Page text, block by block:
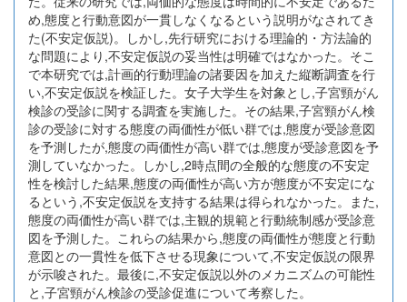
め,態度と行動意図が一貫しなくなるという説明がなされてき
た(不安定仮説)。しかし,先行研究における理論的・方法論的
な問題により,不安定仮説の妥当性は明確ではなかった。そこ
で本研究では,計画的行動理論の諸要因を加えた縦断調査を行
い,不安定仮説を検証した。女子大学生を対象とし,子宮頸がん
検診の受診に関する調査を実施した。その結果,子宮頸がん検
診の受診に対する態度の両価性が低い群では,態度が受診意図
を予測したが,態度の両価性が高い群では,態度が受診意図を予
測していなかった。しかし,2時点間の全般的な態度の不安定
性を検討した結果,態度の両価性が高い方が態度が不安定にな
るという,不安定仮説を支持する結果は得られなかった。また,
態度の両価性が高い群では,主観的規範と行動統制感が受診意
図を予測した。これらの結果から,態度の両価性が態度と行動
意図との一貫性を低下させる現象について,不安定仮説の限界
が示唆された。最後に,不安定仮説以外のメカニズムの可能性
と,子宮頸がん検診の受診促進について考察した。